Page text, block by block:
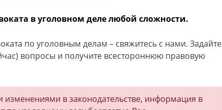
в уголовном деле любой сложности.
по уголовным делам – свяжитесь с нами. Задайте
вопросы и получите всестороннюю правовую
изменениями в законодательстве, информация в